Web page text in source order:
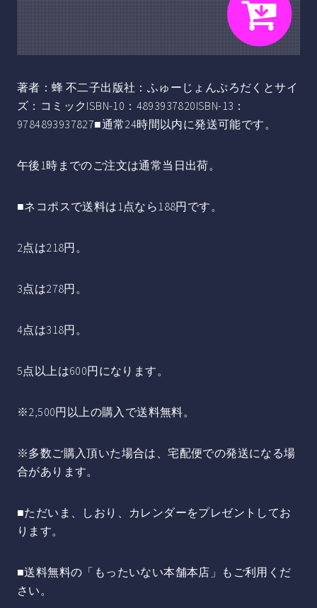
著者：蜂 不二子出版社：ふゅーじょんぷろだくとサイ
ズ：コミックISBN-10：4893937820ISBN-13：
9784893937827■通常24時間以内に発送可能です。
午後1時までのご注文は通常当日出荷。
■ネコポスで送料は1点なら188円です。
2点は218円。
3点は278円。
4点は318円。
5点以上は600円になります。
※2,500円以上の購入で送料無料。
※多数ご購入頂いた場合は、宅配便での発送になる場
合があります。
■ただいま、しおり、カレンダーをプレゼントしてお
ります。
■送料無料の「もったいない本舗本店」もご利用くだ
さい。